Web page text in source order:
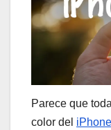
Parece que
color del